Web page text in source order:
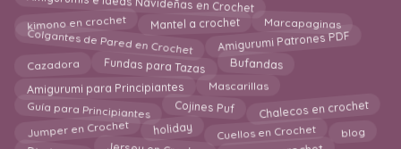
kimono en crochet Mantel a crochet Marcapaginas
Colgantes de Pared en Crochet Amigurumi Patrones PDF
Cazadora Fundas para Tazas Bufandas
Amigurumi para Principiantes Mascarillas
Guía para Principiantes Cojines Puf Chalecos en crochet
Jumper en Crochet holiday Cuellos en Crochet blog